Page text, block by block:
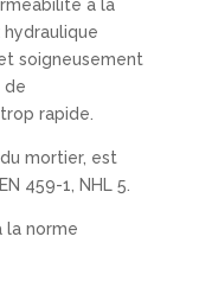
à la
hydraulique
soigneusement
de
rapide.
mortier, est
459-1, NHL 5.
la norme